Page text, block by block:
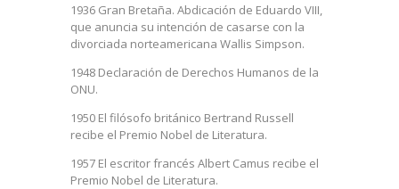
1936 Gran Bretaña. Abdicación de Eduardo VIII,
que anuncia su intención de casarse con la
divorciada norteamericana Wallis Simpson.
1948 Declaración de Derechos Humanos de la
ONU.
1950 El filósofo británico Bertrand Russell
recibe el Premio Nobel de Literatura.
1957 El escritor francés Albert Camus recibe el
Premio Nobel de Literatura.